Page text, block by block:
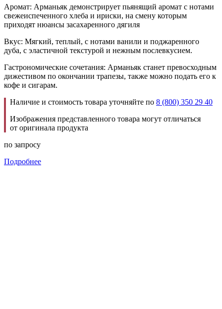
Аромат: Арманьяк демонстрирует пьянящий аромат с нотами
свежеиспеченного хлеба и ириски, на смену которым
приходят нюансы засахаренного дягиля
Вкус: Мягкий, теплый, с нотами ванили и поджаренного
дуба, с эластичной текстурой и нежным послевкусием.
Гастрономические сочетания: Арманьяк станет превосходным
дижестивом по окончании трапезы, также можно подать его к
кофе и сигарам.
Наличие и стоимость товара уточняйте по 8 (800) 350 29 40
Изображения представленного товара могут отличаться
от оригинала продукта
по запросу
Подробнее